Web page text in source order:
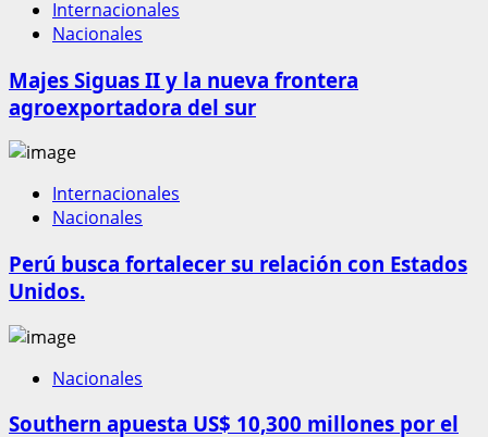
Internacionales
Nacionales
Majes Siguas II y la nueva frontera
agroexportadora del sur
Internacionales
Nacionales
Perú busca fortalecer su relación con Estados
Unidos.
Nacionales
Southern apuesta US$ 10,300 millones por el